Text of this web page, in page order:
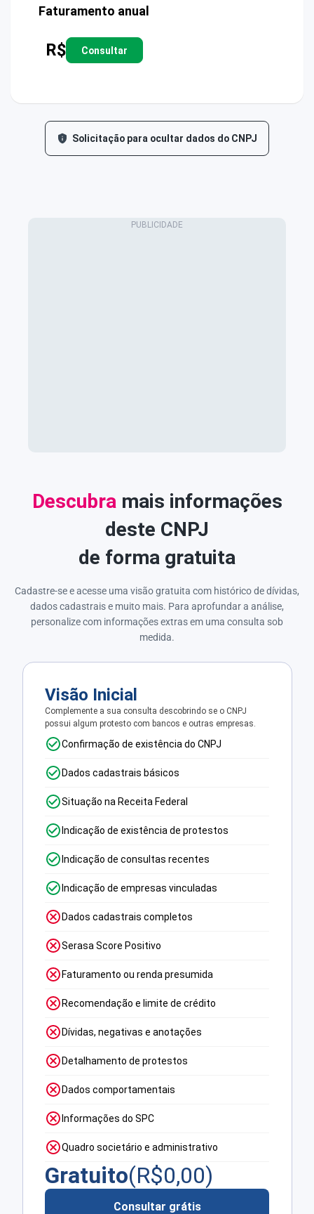
Faturamento anual
R$ Consultar
Solicitação para ocultar dados do CNPJ
Descubramais informações
deste CNPJ
de forma gratuita
Cadastre-se e acesse uma visão gratuita com histórico de dívidas,
dados cadastrais e muito mais. Para aprofundar a análise,
personalize com informações extras em uma consulta sob
medida.
Visão Inicial
Complemente a sua consulta descobrindo se o CNPJ
possui algum protesto com bancos e outras empresas.
Confirmação de existência do CNPJ
Dados cadastrais básicos
Situação na Receita Federal
Indicação de existência de protestos
Indicação de consultas recentes
Indicação de empresas vinculadas
Dados cadastrais completos
Serasa Score Positivo
Faturamento ou renda presumida
Recomendação e limite de crédito
Dívidas, negativas e anotações
Detalhamento de protestos
Dados comportamentais
Informações do SPC
Quadro societário e administrativo
Gratuito(R$0,00)
Consultar grátis